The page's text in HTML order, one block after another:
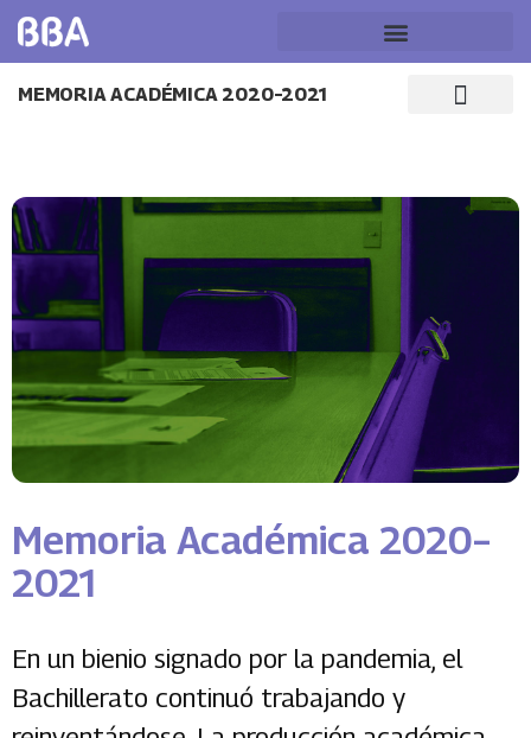
MEMORIA ACADÉMICA 2020–2021
Memoria Académica 2020–
2021
En un bienio signado por la pandemia, el
Bachillerato continuó trabajando y